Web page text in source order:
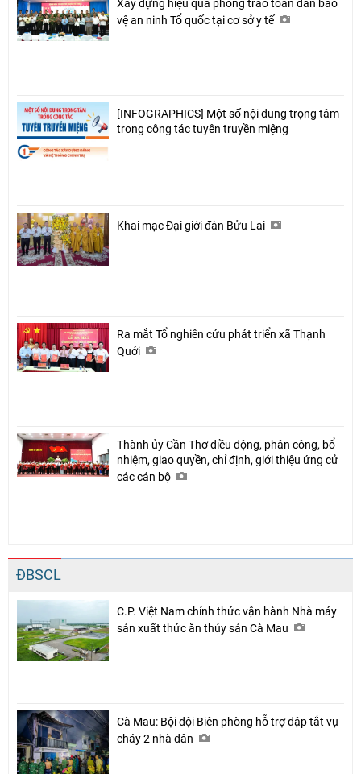
Xây dựng hiệu quả phong trào toàn dân bảo
vệ an ninh Tổ quốc tại cơ sở y tế
[INFOGRAPHICS] Một số nội dung trọng tâm
trong công tác tuyên truyền miệng
Khai mạc Đại giới đàn Bửu Lai
Ra mắt Tổ nghiên cứu phát triển xã Thạnh
Quới
Thành ủy Cần Thơ điều động, phân công, bổ
nhiệm, giao quyền, chỉ định, giới thiệu ứng cử
các cán bộ
ĐBSCL
C.P. Việt Nam chính thức vận hành Nhà máy
sản xuất thức ăn thủy sản Cà Mau
Cà Mau: Bội đội Biên phòng hỗ trợ dập tắt vụ
cháy 2 nhà dân